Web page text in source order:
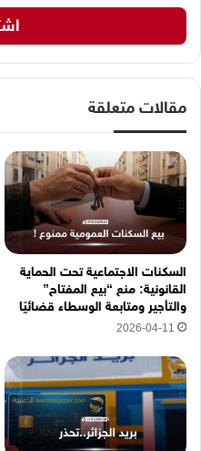
ي
ك
ا
إ
ت
ر
و
ي
ه
ن
ا
مقالات متعلقة
السكنات الاجتماعية تحت الحماية
القانونية: منع “بيع المفتاح”
والتأجير ومتابعة الوسطاء قضائيًا
2026-04-11